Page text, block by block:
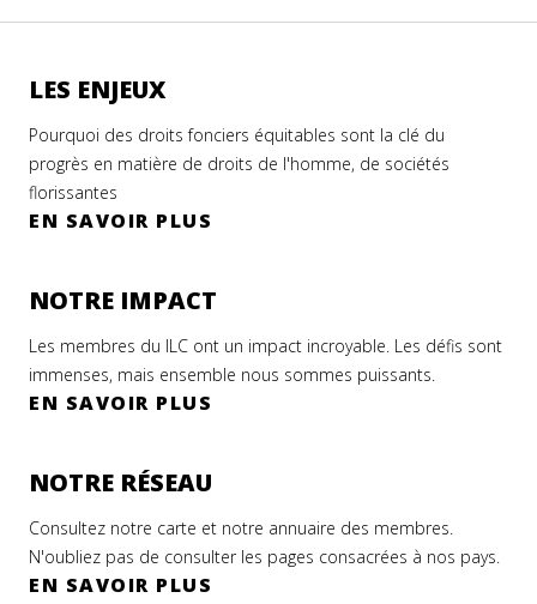
LES ENJEUX
Pourquoi des droits fonciers équitables sont la clé du
progrès en matière de droits de l'homme, de sociétés
florissantes
EN SAVOIR PLUS
NOTRE IMPACT
Les membres du ILC ont un impact incroyable. Les défis sont
immenses, mais ensemble nous sommes puissants.
EN SAVOIR PLUS
NOTRE RÉSEAU
Consultez notre carte et notre annuaire des membres.
N'oubliez pas de consulter les pages consacrées à nos pays.
EN SAVOIR PLUS